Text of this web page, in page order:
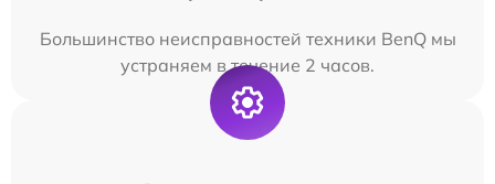
Большинство неисправностей техники BenQ мы
устраняем в течение 2 часов.